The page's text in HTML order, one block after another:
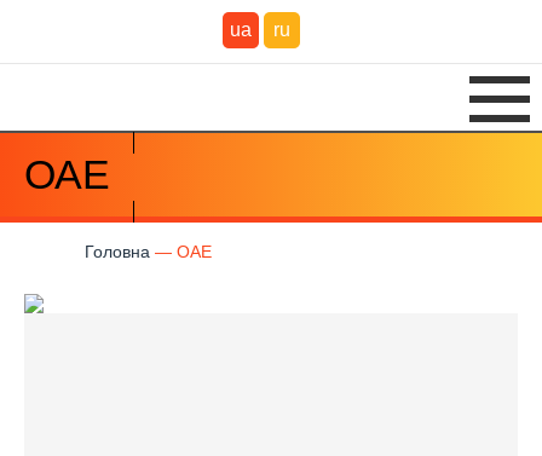
ua ru
ОАЕ
Головна ОАЕ